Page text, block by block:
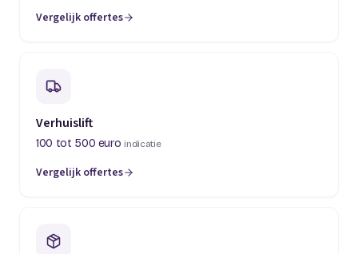
Vergelijk offertes
(opent in een nieuw tabblad)
Verhuislift
100 tot 500 euro indicatie
Vergelijk offertes
(opent in een nieuw tabblad)